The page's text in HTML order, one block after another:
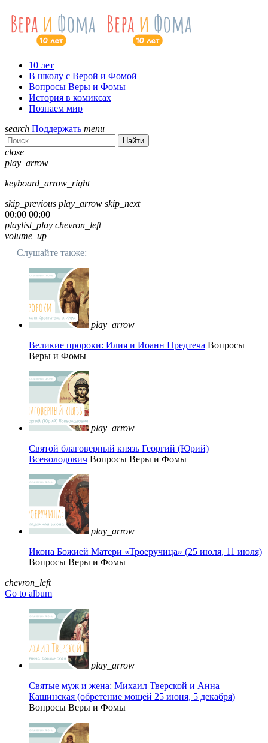
10 лет
В школу с Верой и Фомой
Вопросы Веры и Фомы
История в комиксах
Познаем мир
search Поддержать menu
Найти
close
play_arrow
keyboard_arrow_right
skip_previous play_arrow skip_next
00:00 00:00
playlist_play chevron_left
volume_up
Слушайте также:
play_arrow
Великие пророки: Илия и Иоанн Предтеча Вопросы
Веры и Фомы
play_arrow
Святой благоверный князь Георгий (Юрий)
Всеволодович Вопросы Веры и Фомы
play_arrow
Икона Божией Матери «Троеручица» (25 июля, 11 июля)
Вопросы Веры и Фомы
chevron_left
Go to album
play_arrow
Святые муж и жена: Михаил Тверской и Анна
Кашинская (обретение мощей 25 июня, 5 декабря)
Вопросы Веры и Фомы